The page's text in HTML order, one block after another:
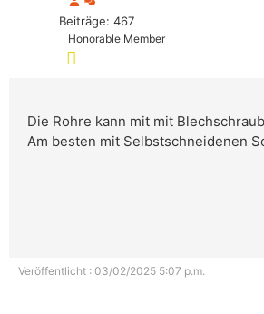
Beiträge: 467
Honorable Member
Die Rohre kann mit mit
Am besten mit Selbstschneidenen
Veröffentlicht : 03/02/2025 5:07 p.m.